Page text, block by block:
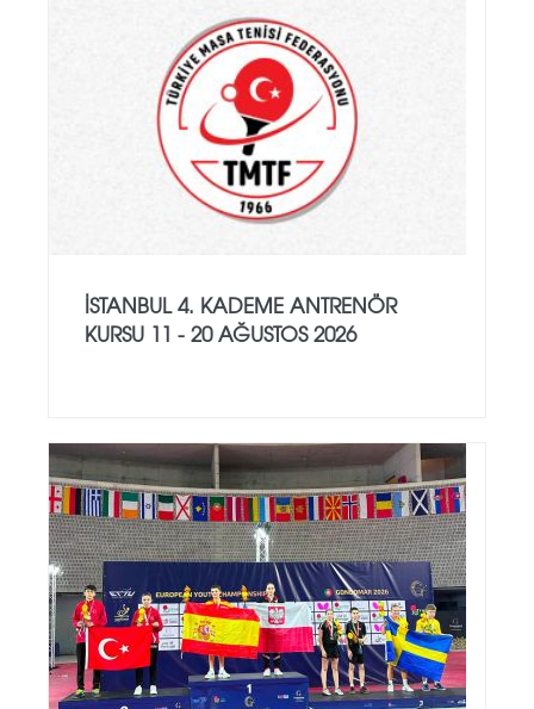
İSTANBUL 4. KADEME ANTRENÖR
KURSU 11 - 20 AĞUSTOS 2026